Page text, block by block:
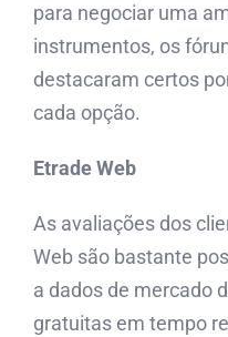
para negociar uma
instrumentos, os
destacaram certos
cada opção.
Etrade Web
As avaliações dos
Web são bastante
a dados de mercado
gratuitas em tempo